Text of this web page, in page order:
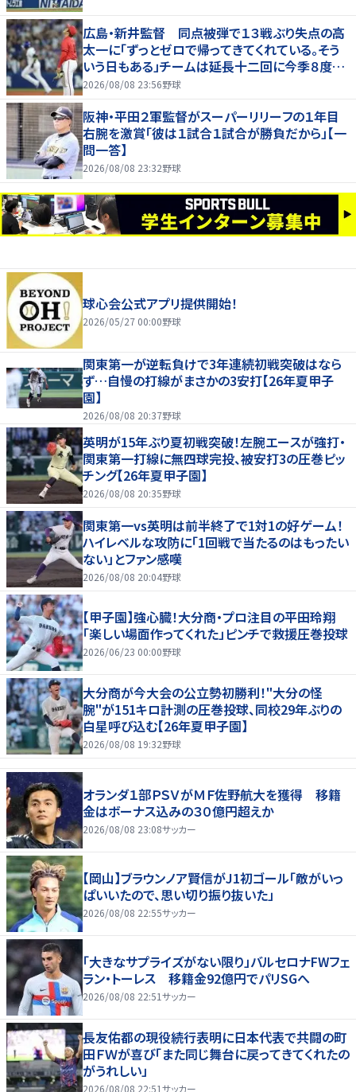
広島・新井監督 同点被弾で１３戦ぶり失点の高
太一に「ずっとゼロで帰ってきてくれている。そう
いう日もある」チームは延長十二回に今季８度目
サヨナラ負け
2026/08/08 23:56野球
阪神・平田２軍監督がスーパーリリーフの１年目
右腕を激賞「彼は１試合１試合が勝負だから」【一
問一答】
2026/08/08 23:32野球
球心会公式アプリ提供開始！
2026/05/27 00:00野球
関東第一が逆転負けで3年連続初戦突破はなら
ず…自慢の打線がまさかの3安打【26年夏甲子
園】
2026/08/08 20:37野球
英明が15年ぶり夏初戦突破！左腕エースが強打・
関東第一打線に無四球完投、被安打3の圧巻ピッ
チング【26年夏甲子園】
2026/08/08 20:35野球
関東第一vs英明は前半終了で1対1の好ゲーム！
ハイレベルな攻防に「1回戦で当たるのはもったい
ない」とファン感嘆
2026/08/08 20:04野球
【甲子園】強心臓！大分商・プロ注目の平田玲翔
「楽しい場面作ってくれた」ピンチで救援圧巻投球
2026/06/23 00:00野球
大分商が今大会の公立勢初勝利！"大分の怪
腕"が151キロ計測の圧巻投球、同校29年ぶりの
白星呼び込む【26年夏甲子園】
2026/08/08 19:32野球
オランダ１部ＰＳＶがＭＦ佐野航大を獲得 移籍
金はボーナス込みの３０億円超えか
2026/08/08 23:08サッカー
【岡山】ブラウンノア賢信がJ1初ゴール「敵がいっ
ぱいいたので、思い切り振り抜いた」
2026/08/08 22:55サッカー
「大きなサプライズがない限り」バルセロナFWフェ
ラン・トーレス 移籍金92億円でパリSGへ
2026/08/08 22:51サッカー
長友佑都の現役続行表明に日本代表で共闘の町
田ＦＷが喜び「また同じ舞台に戻ってきてくれたの
がうれしい」
2026/08/08 22:51サッカー